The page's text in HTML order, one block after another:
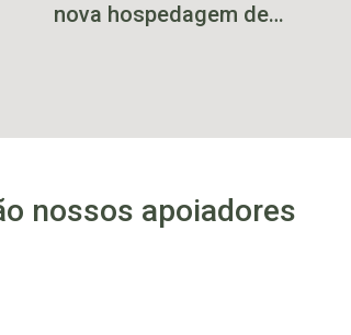
nova hospedagem de
nossos apoiadores